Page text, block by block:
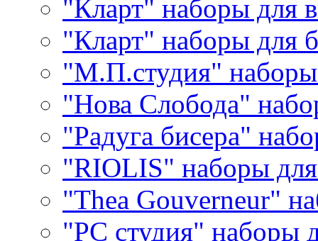
"Кларт" наборы для
"Кларт" наборы для
"М.П.студия"
"Нова Слобода"
"Радуга бисера"
"RIOLIS" наборы
"Thea Gouverneur"
"РС студия" наборы